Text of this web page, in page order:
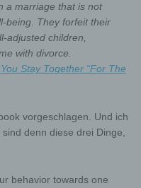
a marriage that is not
being. They forfeit their
adjusted children,
with divorce.
Stay Together “For The
vorgeschlagen. Und ich
denn diese drei Dinge,
behavior towards one